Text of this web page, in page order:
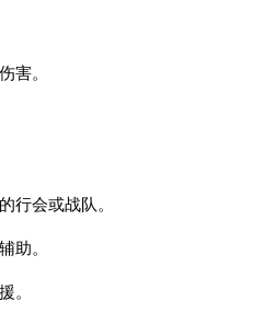
害。
行会或战队。
助。
。